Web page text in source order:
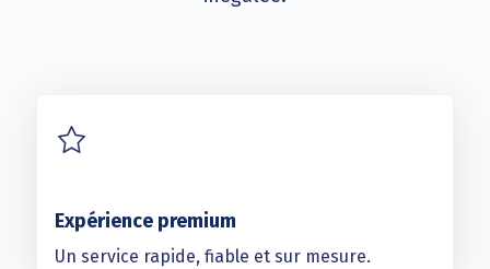
Expérience premium
Un service rapide, fiable et sur mesure.